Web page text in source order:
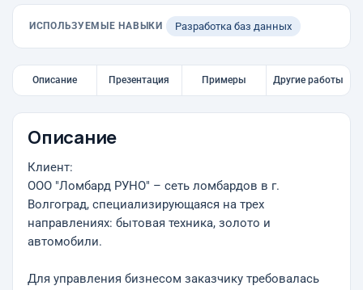
ИСПОЛЬЗУЕМЫЕ НАВЫКИ Разработка баз данных
Описание Презентация Примеры Другие работы
Описание
Клиент:
ООО "Ломбард РУНО" – сеть ломбардов в г.
Волгоград, специализирующаяся на трех
направлениях: бытовая техника, золото и
автомобили.
Для управления бизнесом заказчику требовалась